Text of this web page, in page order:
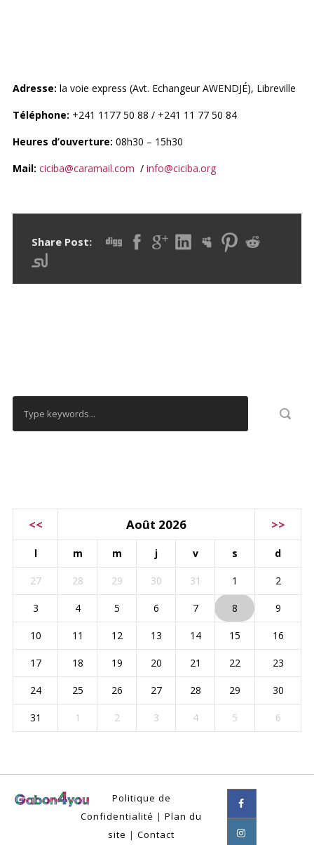
Adresse: la voie express (Avt. Echangeur AWENDJÉ), Libreville
Téléphone: +241 1177 50 88 / +241 11 77 50 84
Heures d’ouverture: 08h30 – 15h30
Mail: ciciba@caramail.com / info@ciciba.org
Share Post:
<< Août 2026 >>
l m m j v s d
27 28 29 30 31 1 2
3 4 5 6 7 8 9
10 11 12 13 14 15 16
17 18 19 20 21 22 23
24 25 26 27 28 29 30
31 1 2 3 4 5 6
Politique de
Confidentialité | Plan du
site | Contact